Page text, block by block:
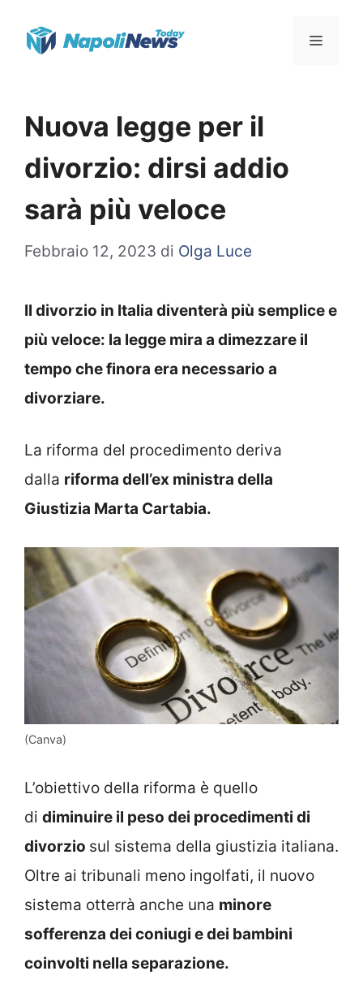
Menu
Nuova legge per il
divorzio: dirsi addio
sarà più veloce
Febbraio 12, 2023 di Olga Luce
Il divorzio in Italia diventerà più semplice e
più veloce: la legge mira a dimezzare il
tempo che finora era necessario a
divorziare.
La riforma del procedimento deriva
dalla riforma dell’ex ministra della
Giustizia Marta Cartabia.
(Canva)
L’obiettivo della riforma è quello
di diminuire il peso dei procedimenti di
divorzio sul sistema della giustizia italiana.
Oltre ai tribunali meno ingolfati, il nuovo
sistema otterrà anche una minore
sofferenza dei coniugi e dei bambini
coinvolti nella separazione.